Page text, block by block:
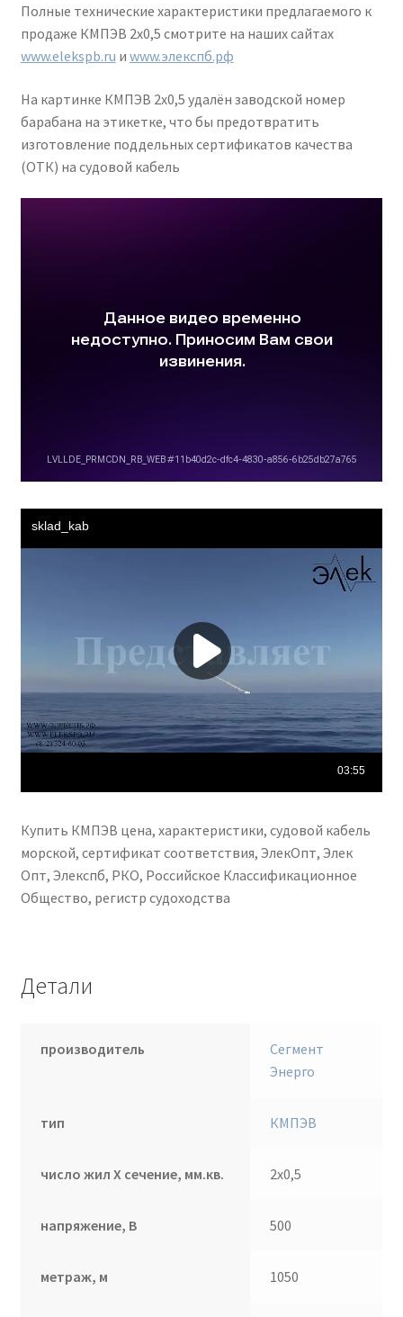
Полные технические характеристики предлагаемого к
продаже КМПЭВ 2х0,5 смотрите на наших сайтах
www.elekspb.ru и www.элекспб.рф
На картинке КМПЭВ 2х0,5 удалён заводской номер
барабана на этикетке, что бы предотвратить
изготовление поддельных сертификатов качества
(ОТК) на судовой кабель
Купить КМПЭВ цена, характеристики, судовой кабель
морской, сертификат соответствия, ЭлекОпт, Элек
Опт, Элекспб, РКО, Российское Классификационное
Общество, регистр судоходства
Детали
производитель
Сегмент
Энерго
тип КМПЭВ
число жил Х сечение, мм.кв. 2х0,5
напряжение, В 500
метраж, м 1050